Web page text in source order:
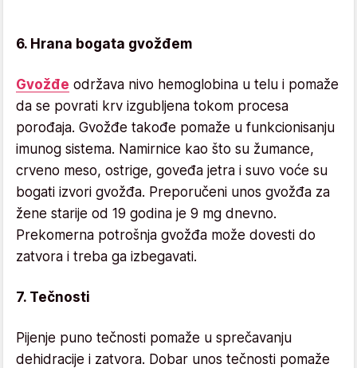
6. Hrana bogata gvožđem
Gvožđe održava nivo hemoglobina u telu i pomaže
da se povrati krv izgubljena tokom procesa
porođaja. Gvožđe takođe pomaže u funkcionisanju
imunog sistema. Namirnice kao što su žumance,
crveno meso, ostrige, goveđa jetra i suvo voće su
bogati izvori gvožđa. Preporučeni unos gvožđa za
žene starije od 19 godina je 9 mg dnevno.
Prekomerna potrošnja gvožđa može dovesti do
zatvora i treba ga izbegavati.
7. Tečnosti
Pijenje puno tečnosti pomaže u sprečavanju
dehidracije i zatvora. Dobar unos tečnosti pomaže